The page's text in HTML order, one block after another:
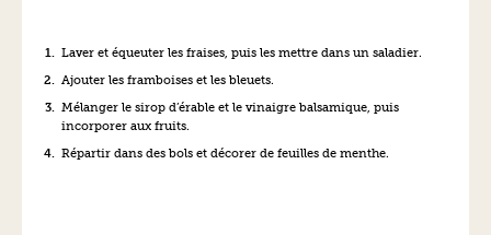
Laver et équeuter les fraises, puis les mettre dans un saladier.
Ajouter les framboises et les bleuets.
Mélanger le sirop d’érable et le vinaigre balsamique, puis
incorporer aux fruits.
Répartir dans des bols et décorer de feuilles de menthe.